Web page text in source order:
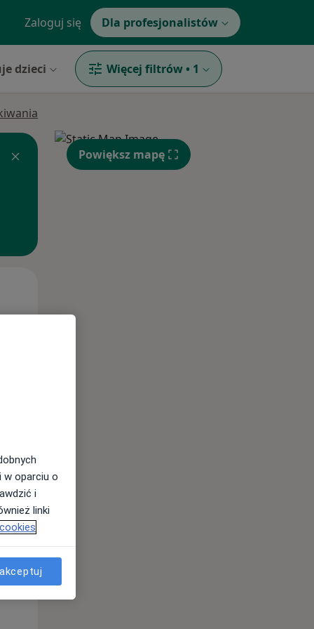
Zaloguj się Dla profesjonalistów
dzieci Więcej filtrów • 1
Czw,
Powiększ mapę
w oparciu o
i
linki